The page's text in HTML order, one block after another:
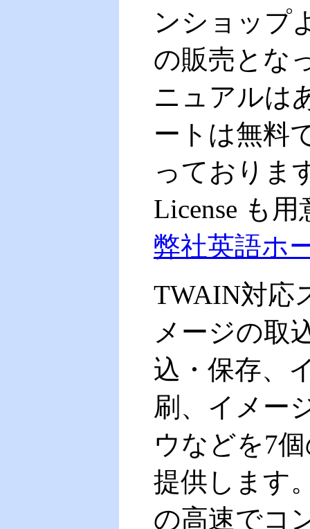
ンショップ
の販売とな
ニュアルは
ートは無料
っておりま
License も
弊社英語ホ
TWAIN対応
メージの取
込・保存、
刷、イメー
ウなどを7
提供します
の高速でコ